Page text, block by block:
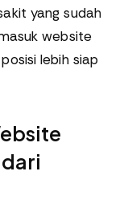
yang sudah
website
lebih siap